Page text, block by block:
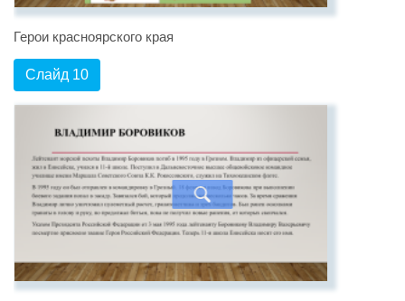
Герои красноярского края
Слайд 10